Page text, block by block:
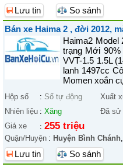
Lưu tin
So sánh
Bán xe Haima 2 , đời 2012,
Haima2 Model
trạng Mới
VVT-1.5 1.5L
lanh 1497cc
Momen xoắn
Hộp số : Số tự động Xuất
Nhiên liệu : Xăng Đã sử
Giá xe
: 255 triệu
Quận/Huyện : Huyện Bình Chánh,
Lưu tin
So sánh